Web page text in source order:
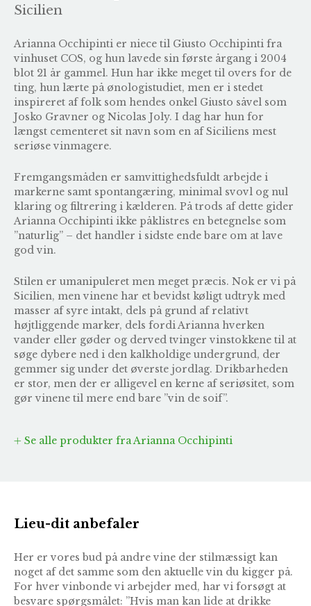
Sicilien
Arianna Occhipinti er niece til Giusto Occhipinti fra
vinhuset COS, og hun lavede sin første årgang i 2004
blot 21 år gammel. Hun har ikke meget til overs for de
ting, hun lærte på ønologistudiet, men er i stedet
inspireret af folk som hendes onkel Giusto såvel som
Josko Gravner og Nicolas Joly. I dag har hun for
længst cementeret sit navn som en af Siciliens mest
seriøse vinmagere.
Fremgangsmåden er samvittighedsfuldt arbejde i
markerne samt spontangæring, minimal svovl og nul
klaring og filtrering i kælderen. På trods af dette gider
Arianna Occhipinti ikke påklistres en betegnelse som
”naturlig” – det handler i sidste ende bare om at lave
god vin.
Stilen er umanipuleret men meget præcis. Nok er vi på
Sicilien, men vinene har et bevidst køligt udtryk med
masser af syre intakt, dels på grund af relativt
højtliggende marker, dels fordi Arianna hverken
vander eller gøder og derved tvinger vinstokkene til at
søge dybere ned i den kalkholdige undergrund, der
gemmer sig under det øverste jordlag. Drikbarheden
er stor, men der er alligevel en kerne af seriøsitet, som
gør vinene til mere end bare ”vin de soif”.
Se alle produkter fra Arianna Occhipinti
Lieu-dit anbefaler
Her er vores bud på andre vine der stilmæssigt kan
noget af det samme som den aktuelle vin du kigger på.
For hver vinbonde vi arbejder med, har vi forsøgt at
besvare spørgsmålet: ”Hvis man kan lide at drikke